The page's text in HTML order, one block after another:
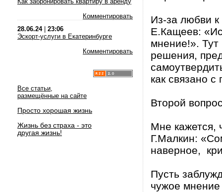
Комментировать
28.06.24| 23:06
Эскорт-услуги в Екатеринбурге
Комментировать
Все статьи,
размещённые на сайте
Просто хорошая жизнь
Жизнь без страха - это
другая жизнь!
Из-за любви
Е.Кащеев:
мнение!». Тут
решения,
как связано
Второй
Мне кажется,
Г.Малкин:
наверное,
Пусть
чужое